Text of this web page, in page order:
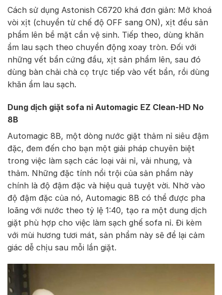
Cách sử dụng Astonish C6720 khá đơn giản: Mở khoá
vòi xịt (chuyển từ chế độ OFF sang ON), xịt đều sản
phẩm lên bề mặt cần vệ sinh. Tiếp theo, dùng khăn
ẩm lau sạch theo chuyển động xoay tròn. Đối với
những vết bẩn cứng đầu, xịt sản phẩm lên, sau đó
dùng bàn chải chà cọ trực tiếp vào vết bẩn, rồi dùng
khăn ẩm lau sạch.
Dung dịch giặt sofa nỉ Automagic EZ Clean-HD No
8B
Automagic 8B, một dòng nước giặt thảm nỉ siêu đậm
đặc, đem đến cho bạn một giải pháp chuyên biệt
trong việc làm sạch các loại vải nỉ, vải nhung, và
thảm. Những đặc tính nổi trội của sản phẩm này
chính là độ đậm đặc và hiệu quả tuyệt vời. Nhờ vào
độ đậm đặc của nó, Automagic 8B có thể được pha
loãng với nước theo tỷ lệ 1:40, tạo ra một dung dịch
giặt phù hợp cho việc làm sạch ghế sofa nỉ. Đi kèm
với mùi hương tươi mát, sản phẩm này sẽ để lại cảm
giác dễ chịu sau mỗi lần giặt.